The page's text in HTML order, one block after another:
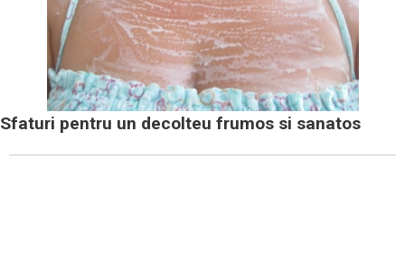
Sfaturi pentru un decolteu frumos si sanatos